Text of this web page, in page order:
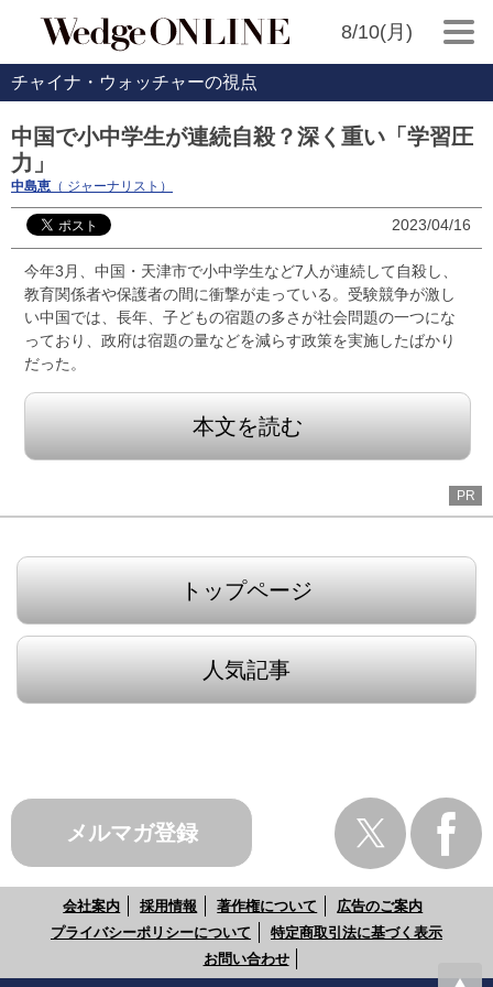
8/10(月)
チャイナ・ウォッチャーの視点
中国で小中学生が連続自殺？深く重い「学習圧
力」
中島恵 （ ジャーナリスト）
2023/04/16
今年3月、中国・天津市で小中学生など7人が連続して自殺し、
教育関係者や保護者の間に衝撃が走っている。受験競争が激し
い中国では、長年、子どもの宿題の多さが社会問題の一つにな
っており、政府は宿題の量などを減らす政策を実施したばかり
だった。
本文を読む
PR
トップページ
人気記事
メルマガ登録
会社案内 採用情報 著作権について
広告のご案内
プライバシーポリシーについて
特定商取引法に基づく表示
お問い合わせ